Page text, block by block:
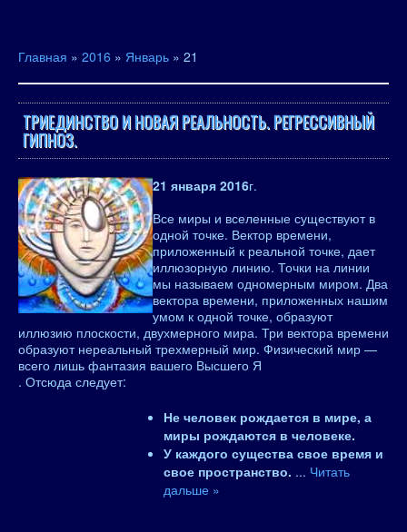
Главная » 2016 » Январь » 21
ТРИЕДИНСТВО И НОВАЯ РЕАЛЬНОСТЬ. РЕГРЕССИВНЫЙ
ГИПНОЗ.
21 января 2016г.
Все миры и вселенные существуют в
одной точке. Вектор времени,
приложенный к реальной точке, дает
иллюзорную линию. Точки на линии
мы называем одномерным миром. Два
вектора времени, приложенных нашим
умом к одной точке, образуют
иллюзию плоскости, двухмерного мира. Три вектора времени
образуют нереальный трехмерный мир. Физический мир —
всего лишь фантазия вашего Высшего Я
. Отсюда следует:
Не человек рождается в мире, а
миры рождаются в человеке.
У каждого существа свое время и
свое пространство. ... Читать
дальше »